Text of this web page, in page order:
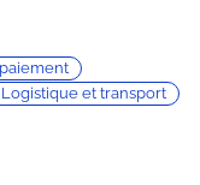
Logistique et transport